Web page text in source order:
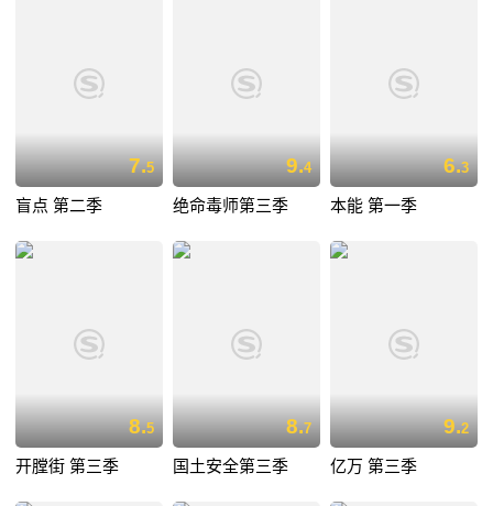
7.5
盲点 第二季
9.4
绝命毒师第三季
6.3
本能 第一季
8.5
开膛街 第三季
8.7
国土安全第三季
9.2
亿万 第三季